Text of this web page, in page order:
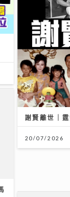
謝賢離世｜
20/07/2026